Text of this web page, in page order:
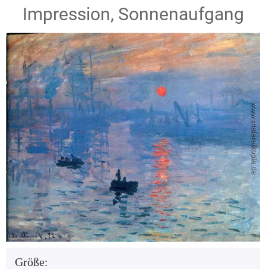
Impression, Sonnenaufgang
Größe: